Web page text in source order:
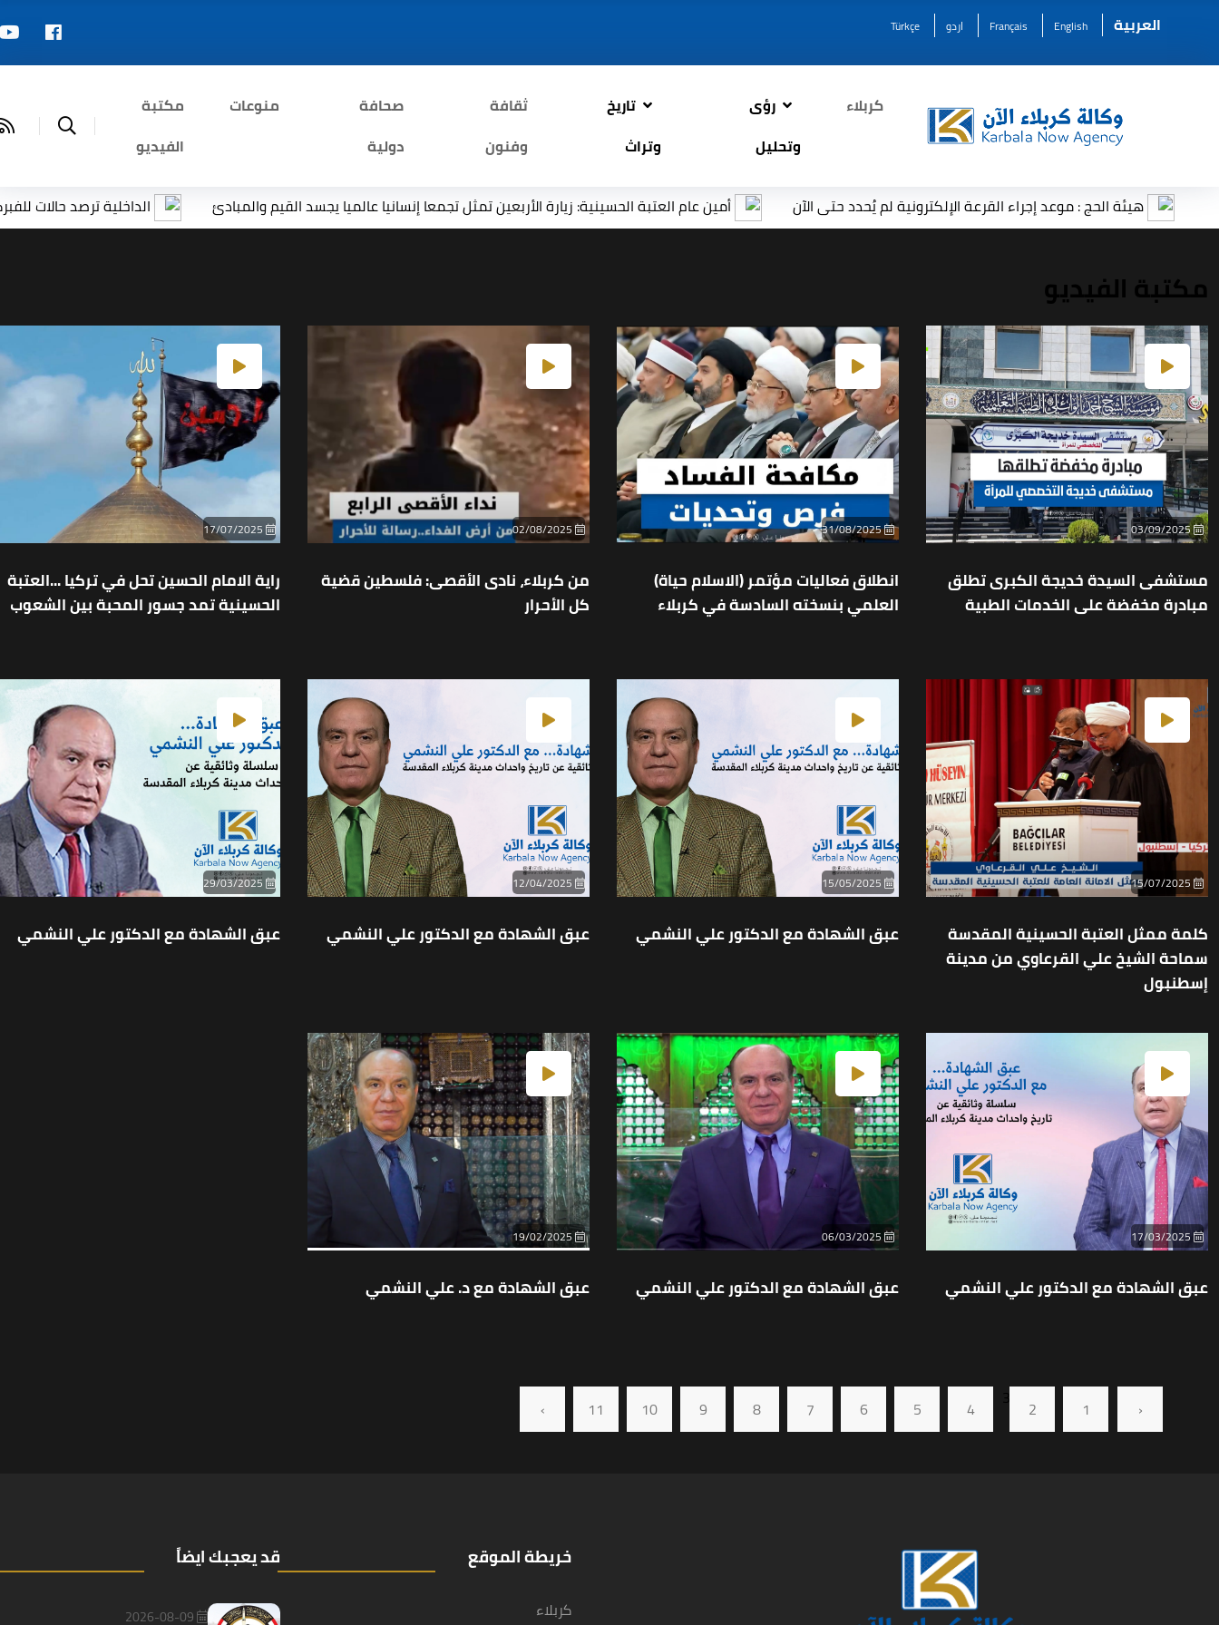
العربية English
Français اردو Türkçe
كربلاء
رؤى
وتحليل
تاريخ
وتراث
ثقافة
وفنون
صحافة
دولية
منوعات
مكتبة
الفيديو
هيئة الحج : موعد إجراء القرعة الإلكترونية لم يُحدد حتى الآن أمين عام العتبة الحسينية: زيارة الأربعين تمثل تجمعا إنسانيا عالميا يجسد القيم والمبادئ الداخلية ترصد حالات للفبركة عبر
مكتبة الفيديو
03/09/2025
مستشفى السيدة خديجة الكبرى تطلق
مبادرة مخفضة على الخدمات الطبية
31/08/2025
انطلاق فعاليات مؤتمر (الاسلام حياة)
العلمي بنسخته السادسة في كربلاء
02/08/2025
من كربلاء، نادى الأقصى: فلسطين قضية
كل الأحرار
17/07/2025
راية الامام الحسين تحل في تركيا ...العتبة
الحسينية تمد جسور المحبة بين الشعوب
كلمة ممثل العتبة الحسينية المقدسة
سماحة الشيخ علي القرعاوي من مدينة
إسطنبول
15/05/2025
عبق الشهادة مع الدكتور علي النشمي
12/04/2025
عبق الشهادة مع الدكتور علي النشمي
29/03/2025
عبق الشهادة مع الدكتور علي النشمي
17/03/2025
عبق الشهادة مع الدكتور علي النشمي
06/03/2025
عبق الشهادة مع الدكتور علي النشمي
19/02/2025
عبق الشهادة مع د. علي النشمي
‹
1
2
3
4
5
6
7
8
9
10
11
›
خريطة الموقع
كربلاء
قد يعجبك ايضاً
2026-08-09